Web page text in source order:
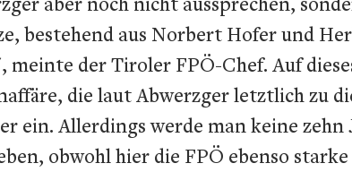
bestehend aus Norbert Hofer und
der Tiroler FPÖ-Chef. Auf
die laut Abwerzger letztlich zu
ein. Allerdings werde man keine
obwohl hier die FPÖ ebenso